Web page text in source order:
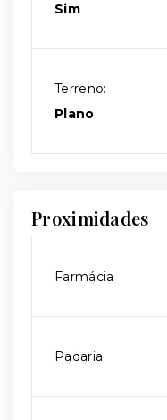
Sim
Terreno:
Plano
Proximidades
Farmácia
Padaria